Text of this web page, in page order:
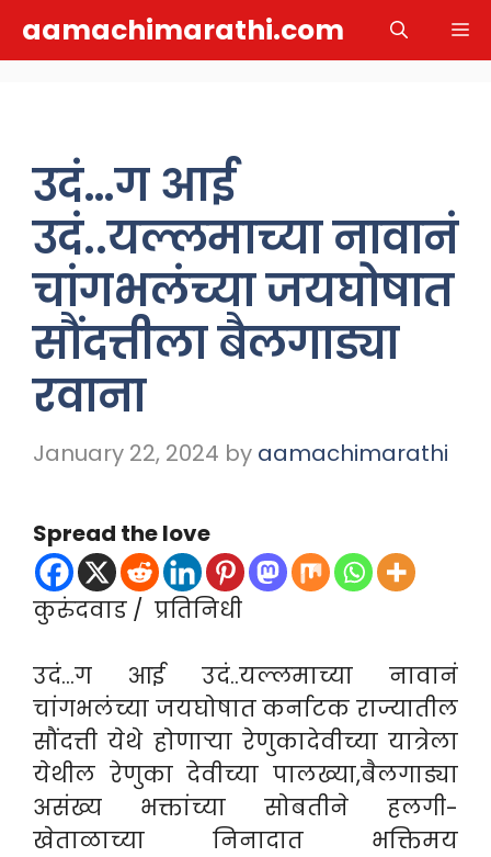
aamachimarathi.com
उदं…ग आई
उदं..यल्लमाच्या नावानं
चांगभलंच्या जयघोषात
सौंदत्तीला बैलगाड्या
रवाना
January 22, 2024 by aamachimarathi
Spread the love
कुरुंदवाड / प्रतिनिधी
उदं…ग आई उदं..यल्लमाच्या नावानं
चांगभलंच्या जयघोषात कर्नाटक राज्यातील
सौंदत्ती येथे होणाऱ्या रेणुकादेवीच्या यात्रेला
येथील रेणुका देवीच्या पालख्या,बैलगाड्या
असंख्य भक्तांच्या सोबतीने हलगी-
खेताळाच्या निनादात भक्तिमय